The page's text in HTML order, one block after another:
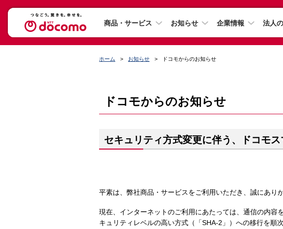
商品・サービス お知らせ 企業情報 法人
ホーム お知らせ ドコモからのお知らせ
ドコモからのお知らせ
セキュリティ方式変更に伴う、ドコモ
平素は、弊社商品・サービスをご利用いただき、誠にあり
現在、インターネットのご利用にあたっては、通信の内容
キュリティレベルの高い方式（「SHA-2」）への移行を順